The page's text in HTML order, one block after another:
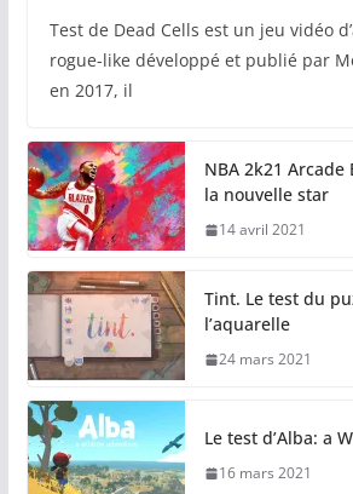
Test de Dead Cells est un jeu vidéo
rogue-like développé et publié par
en 2017, il
NBA 2k21
la nouvelle star
14 avril 2021
Tint. Le test du
l’aquarelle
24 mars 2021
Le test d’Alba: a
16 mars 2021